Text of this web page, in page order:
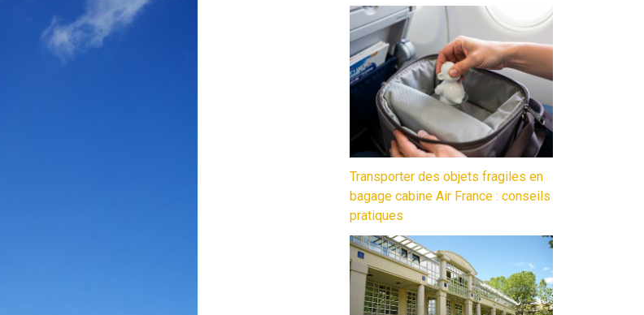
Transporter des objets fragiles en
bagage cabine Air France : conseils
pratiques